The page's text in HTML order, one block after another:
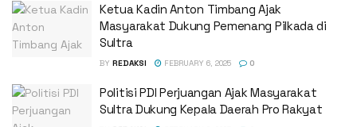
Ketua Kadin Anton Timbang Ajak
Masyarakat Dukung Pemenang Pilkada di
Sultra
BY REDAKSI FEBRUARY 6, 2025 0
Politisi PDI Perjuangan Ajak Masyarakat
Sultra Dukung Kepala Daerah Pro Rakyat